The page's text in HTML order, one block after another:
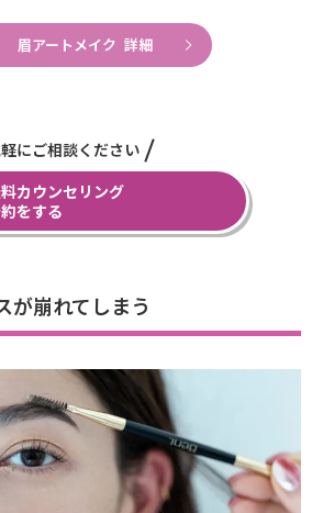
眉アートメイク 詳細
にご相談ください
カウンセリング
をする
が崩れてしまう